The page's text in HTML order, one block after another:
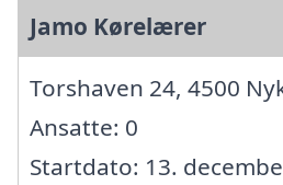
Jamo Kørelærer
Torshaven 24, 4500
Ansatte: 0
Startdato: 13.